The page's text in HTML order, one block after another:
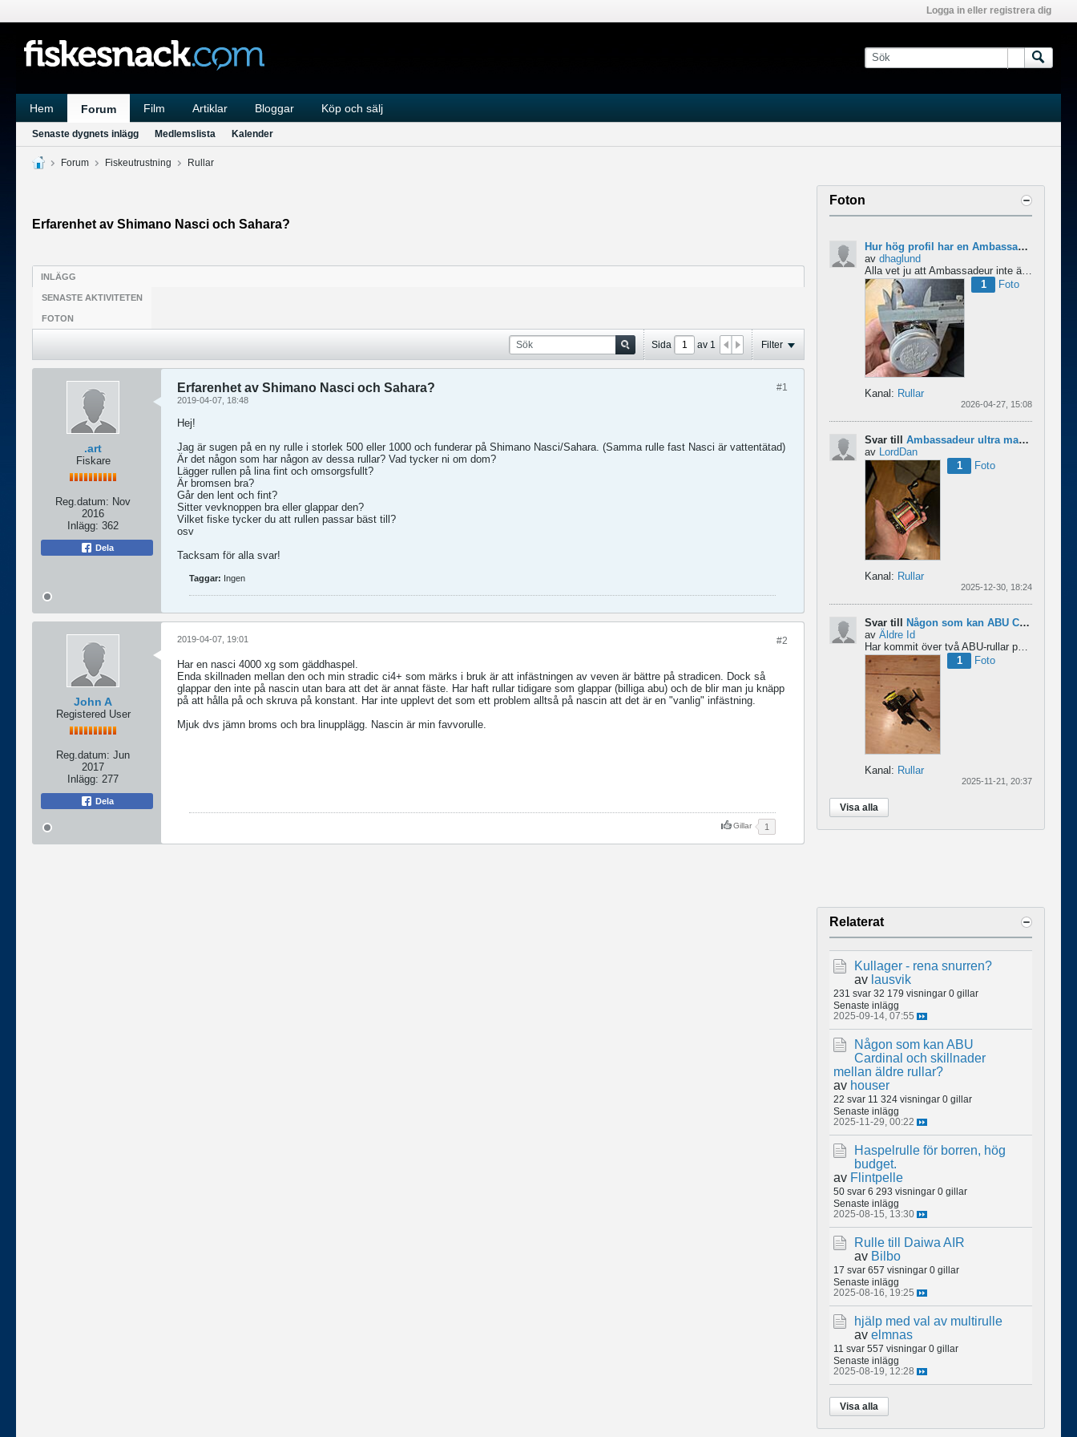
Logga in eller registrera dig
Hem Forum Film Artiklar Bloggar Köp och sälj
Senaste dygnets inlägg Medlemslista Kalender
Forum Fiskeutrustning Rullar
Erfarenhet av Shimano Nasci och Sahara?
INLÄGG
SENASTE AKTIVITETEN
FOTON
Sida av 1 Filter
.art
Fiskare
Reg.datum: Nov
2016
Inlägg: 362
Dela
#1
Erfarenhet av Shimano Nasci och Sahara?
2019-04-07, 18:48
Hej!
Jag är sugen på en ny rulle i storlek 500 eller 1000 och funderar på Shimano Nasci/Sahara. (Samma rulle fast Nasci är vattentätad)
Är det någon som har någon av dessa rullar? Vad tycker ni om dom?
Lägger rullen på lina fint och omsorgsfullt?
Är bromsen bra?
Går den lent och fint?
Sitter vevknoppen bra eller glappar den?
Vilket fiske tycker du att rullen passar bäst till?
osv
Tacksam för alla svar!
Taggar: Ingen
John A
Registered User
Reg.datum: Jun
2017
Inlägg: 277
Dela
#2
2019-04-07, 19:01
Har en nasci 4000 xg som gäddhaspel.
Enda skillnaden mellan den och min stradic ci4+ som märks i bruk är att infästningen av veven är bättre på stradicen. Dock så
glappar den inte på nascin utan bara att det är annat fäste. Har haft rullar tidigare som glappar (billiga abu) och de blir man ju knäpp
på att hålla på och skruva på konstant. Har inte upplevt det som ett problem alltså på nascin att det är en "vanlig" infästning.
Mjuk dvs jämn broms och bra linupplägg. Nascin är min favvorulle.
Gillar 1
Foton
Hur hög profil har en Ambassadeur?
av dhaglund
Alla vet ju att Ambassadeur inte är en lågprofilrulle, det är tydligt. Men hur hög profil har de egentligen?...
1
Foto
Kanal: Rullar
2026-04-27, 15:08
Svar till Ambassadeur ultra mag xl 3
av
LordDan
1
Foto
Kanal: Rullar
2025-12-30, 18:24
Svar till Någon som kan ABU Cardinal och skillnader mellan äldre rullar?
av Äldre Id
1
Foto
Kanal: Rullar
2025-11-21, 20:37
Visa alla
Relaterat
Kullager - rena snurren?
av lausvik
231 svar 32 179 visningar 0 gillar
Senaste inlägg
2025-09-14, 07:55
Någon som kan ABU
Cardinal och skillnader
mellan äldre rullar?
av houser
22 svar 11 324 visningar 0 gillar
Senaste inlägg
2025-11-29, 00:22
Haspelrulle för borren, hög
budget.
av Flintpelle
50 svar 6 293 visningar 0 gillar
Senaste inlägg
2025-08-15, 13:30
Rulle till Daiwa AIR
av Bilbo
17 svar 657 visningar 0 gillar
Senaste inlägg
2025-08-16, 19:25
hjälp med val av multirulle
av elmnas
11 svar 557 visningar 0 gillar
Senaste inlägg
2025-08-19, 12:28
Visa alla